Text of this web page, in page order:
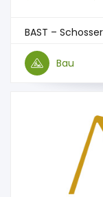
BAST –
Bau